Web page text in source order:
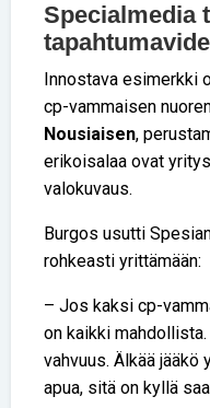
Specialmedia
Innostava esimerkki
cp-vammaisen
Nousiaisen,
erikoisalaa ovat
valokuvaus.
Burgos usutti
rohkeasti yrittämään:
– Jos kaksi cp-
on kaikki
vahvuus. Älkää jääkö
apua, sitä on kyllä